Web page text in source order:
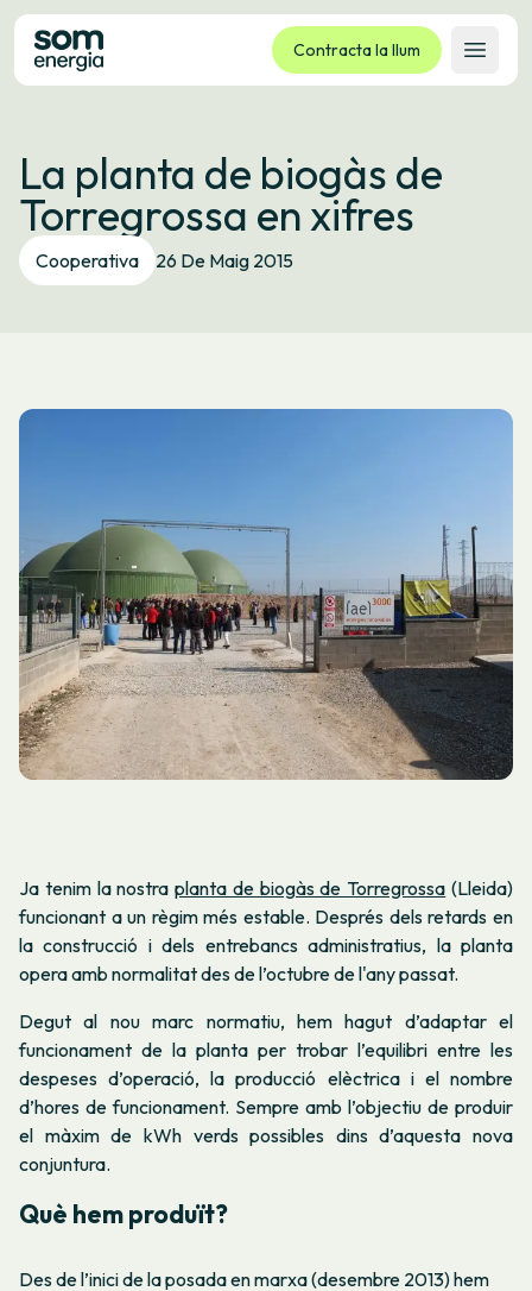
Contracta la llum
Obrir
Tarifes
Serveis
Empreses
La cooperativa
Idioma:
La planta de biogàs de
Torregrossa en xifres
Cooperativa 26 De Maig 2015
Ja tenim la nostraplanta de biogàs de Torregrossa (Lleida)
funcionant a un règim més estable. Després dels retards en
la construcció i dels entrebancs administratius, la planta
opera amb normalitat des de l’octubre de l'any passat.
Degut al nou marc normatiu, hem hagut d’adaptar el
funcionament de la planta per trobar l’equilibri entre les
despeses d’operació, la producció elèctrica i el nombre
d’hores de funcionament. Sempre amb l’objectiu de produir
el màxim de kWh verds possibles dins d’aquesta nova
conjuntura.
Què hem produït?
Des de l’inici de la posada en marxa (desembre 2013) hem